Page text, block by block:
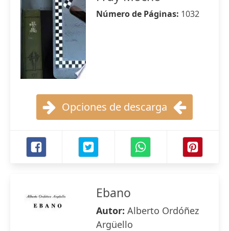
Número de Páginas: 1032
Opciones de descarga
Ebano
Autor: Alberto Ordóñez
Argüello